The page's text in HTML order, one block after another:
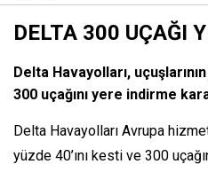
DELTA 300 UÇAĞI
Delta Havayolları,
300 uçağını yere indirme
Delta Havayolları Avrupa
yüzde 40’ını kesti ve 300